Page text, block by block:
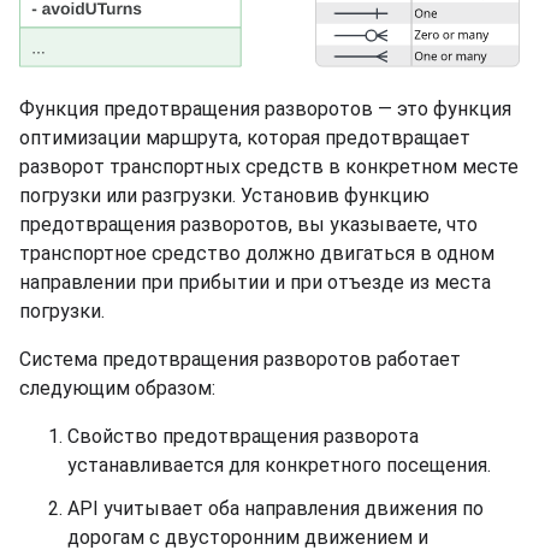
Функция предотвращения разворотов — это функция
оптимизации маршрута, которая предотвращает
разворот транспортных средств в конкретном месте
погрузки или разгрузки. Установив функцию
предотвращения разворотов, вы указываете, что
транспортное средство должно двигаться в одном
направлении при прибытии и при отъезде из места
погрузки.
Система предотвращения разворотов работает
следующим образом:
Свойство предотвращения разворота
устанавливается для конкретного посещения.
API учитывает оба направления движения по
дорогам с двусторонним движением и